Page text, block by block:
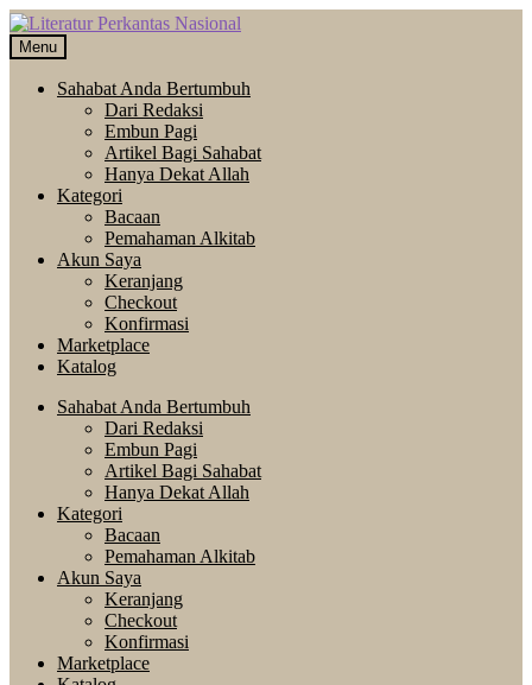
Skip
to
navigation
Langsung
ke
isi
Menu
Sahabat Anda Bertumbuh
Dari Redaksi
Embun Pagi
Artikel Bagi Sahabat
Hanya Dekat Allah
Kategori
Bacaan
Pemahaman Alkitab
Akun Saya
Keranjang
Checkout
Konfirmasi
Marketplace
Katalog
Sahabat Anda Bertumbuh
Dari Redaksi
Embun Pagi
Artikel Bagi Sahabat
Hanya Dekat Allah
Kategori
Bacaan
Pemahaman Alkitab
Akun Saya
Keranjang
Checkout
Konfirmasi
Marketplace